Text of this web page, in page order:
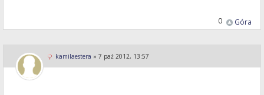
Góra
0
kamilaestera » 7 paź 2012, 13:57